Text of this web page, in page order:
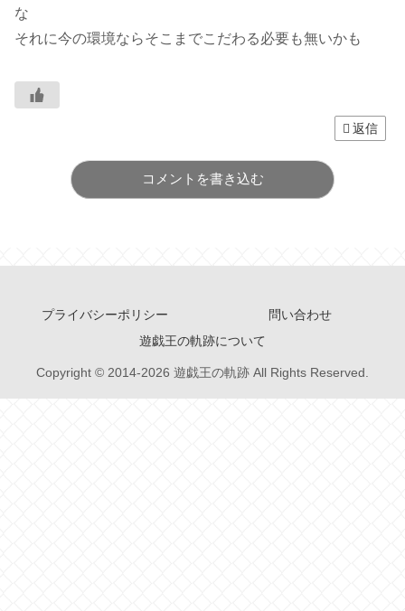
な
それに今の環境ならそこまでこだわる必要も無いかも
返信
コメントを書き込む
プライバシーポリシー
問い合わせ
遊戯王の軌跡について
Copyright © 2014-2026 遊戯王の軌跡 All Rights Reserved.